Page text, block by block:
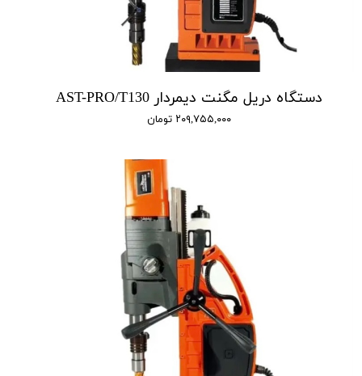
دستگاه دریل مگنت دیمردار AST-PRO/T130
۲۰۹,۷۵۵,۰۰۰ تومان